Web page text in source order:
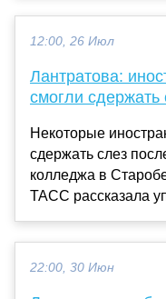
12:00, 26 Июл
Лантратова:
смогли сдержать
Некоторые
сдержать слез
колледжа в
ТАСС рассказала
22:00, 30 Июн